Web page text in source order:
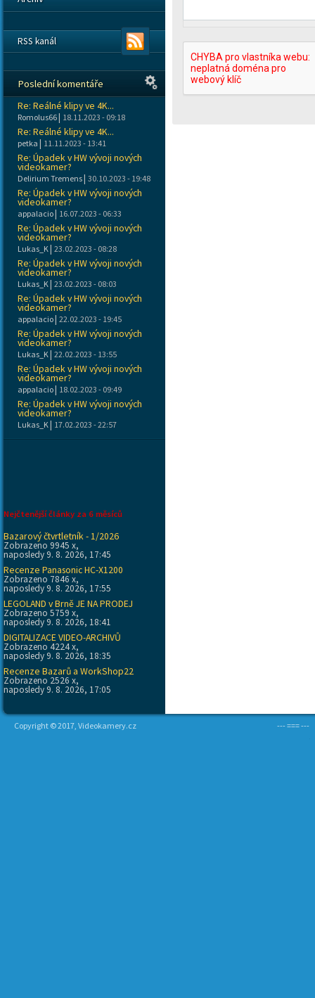
RSS kanál
Poslední komentáře
Re: Reálné klipy ve 4K...
Romolus66| 18.11.2023 - 09:18
Re: Reálné klipy ve 4K...
petka | 11.11.2023 - 13:41
Re: Úpadek v HW vývoji nových
videokamer?
Delirium Tremens| 30.10.2023 - 19:48
Re: Úpadek v HW vývoji nových
videokamer?
appalacio| 16.07.2023 - 06:33
Re: Úpadek v HW vývoji nových
videokamer?
Lukas_K | 23.02.2023 - 08:28
Re: Úpadek v HW vývoji nových
videokamer?
Lukas_K | 23.02.2023 - 08:03
Re: Úpadek v HW vývoji nových
videokamer?
appalacio| 22.02.2023 - 19:45
Re: Úpadek v HW vývoji nových
videokamer?
Lukas_K | 22.02.2023 - 13:55
Re: Úpadek v HW vývoji nových
videokamer?
appalacio| 18.02.2023 - 09:49
Re: Úpadek v HW vývoji nových
videokamer?
Lukas_K | 17.02.2023 - 22:57
Nejčtenější články za 6 měsíců
Bazarový čtvrtletník - 1/2026
Zobrazeno 9945 x,
naposledy 9. 8. 2026, 17:45
Recenze Panasonic HC-X1200
Zobrazeno 7846 x,
naposledy 9. 8. 2026, 17:55
LEGOLAND v Brně JE NA PRODEJ
Zobrazeno 5759 x,
naposledy 9. 8. 2026, 18:41
DIGITALIZACE VIDEO-ARCHIVŮ
Zobrazeno 4224 x,
naposledy 9. 8. 2026, 18:35
Recenze Bazarů a WorkShop22
Zobrazeno 2526 x,
naposledy 9. 8. 2026, 17:05
Copyright © 2017, Videokamery.cz --- === ---